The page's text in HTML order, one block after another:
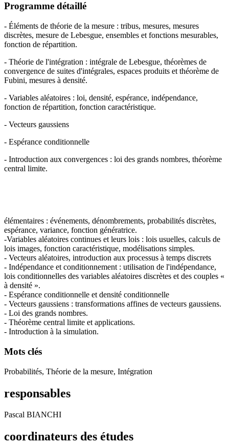
Programme détaillé
- Éléments de théorie de la mesure : tribus, mesures, mesures
discrètes, mesure de Lebesgue, ensembles et fonctions mesurables,
fonction de répartition.
- Théorie de l'intégration : intégrale de Lebesgue, théorèmes de
convergence de suites d'intégrales, espaces produits et théorème de
Fubini, mesures à densité.
- Variables aléatoires : loi, densité, espérance, indépendance,
fonction de répartition, fonction caractéristique.
- Vecteurs gaussiens
- Espérance conditionnelle
- Introduction aux convergences : loi des grands nombres, théorème
central limite.
élémentaires : événements, dénombrements, probabilités discrètes,
espérance, variance, fonction génératrice.
-Variables aléatoires continues et leurs lois : lois usuelles, calculs de
lois images, fonction caractéristique, modélisations simples.
- Vecteurs aléatoires, introduction aux processus à temps discrets
- Indépendance et conditionnement : utilisation de l'indépendance,
lois conditionnelles des variables aléatoires discrètes et des couples «
à densité ».
- Espérance conditionnelle et densité conditionnelle
- Vecteurs gaussiens : transformations affines de vecteurs gaussiens.
- Loi des grands nombres.
- Théorème central limite et applications.
- Introduction à la simulation.
Mots clés
Probabilités, Théorie de la mesure, Intégration
responsables
Pascal BIANCHI
coordinateurs des études